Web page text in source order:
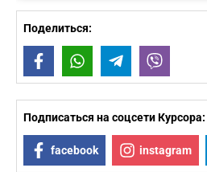
Поделиться:
FacebookWhatsAppTelegram
Подписаться на соцсети Курсора:
facebook instagram